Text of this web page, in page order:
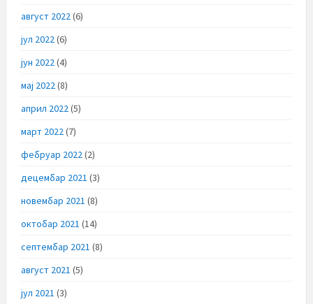
август 2022(6)
јул 2022(6)
јун 2022(4)
мај 2022(8)
април 2022(5)
март 2022(7)
фебруар 2022(2)
децембар 2021 (3)
новембар 2021 (8)
октобар 2021 (14)
септембар 2021 (8)
август 2021 (5)
јул 2021 (3)